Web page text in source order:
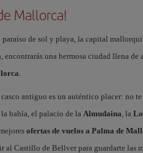
Mallorca!
de sol y playa, la capital
, encontrarás una hermosa ciudad llena
.
casco antiguo es un auténtico placer: no
bahía, el palacio de la Almudaina, la
ofertas de vuelos a Palma de
al Castillo de Bellver para guardarte las